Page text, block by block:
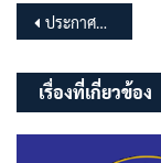
แนะแนว
เรื่อง
ประกาศผู้ชนะการเสนอราคา จ้างเหมาบริการบุคคลธรรมดา ตำแหน่งผู้ช่วยเหลืองานช่าง ประจำเดือน สิงหาคม 2568 จำนวน 1 อัตรา โดยวิธีเฉพาะเจาะจง
เรื่องที่เกี่ยวข้อง